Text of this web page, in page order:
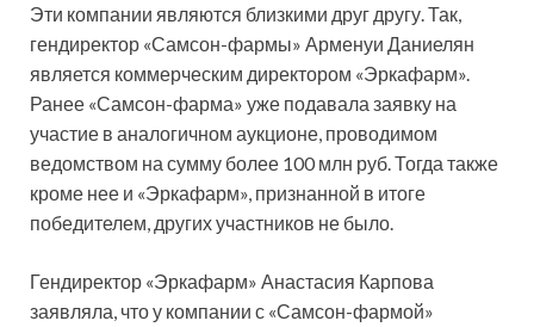
Эти компании являются близкими друг другу. Так,
гендиректор «Самсон-фармы» Арменуи Даниелян
является коммерческим директором «Эркафарм».
Ранее «Самсон-фарма» уже подавала заявку на
участие в аналогичном аукционе, проводимом
ведомством на сумму более 100 млн руб. Тогда также
кроме нее и «Эркафарм», признанной в итоге
победителем, других участников не было.
Гендиректор «Эркафарм» Анастасия Карпова
заявляла, что у компании с «Самсон-фармой»